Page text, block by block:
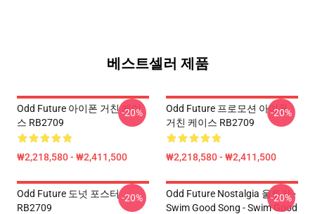
베스트셀러 제품
Odd Future 아이폰 거친 케이
스 RB2709
₩2,218,580 - ₩2,411,500
-20%
Odd Future 프로모션 아이폰
거친 케이스 RB2709
₩2,218,580 - ₩2,411,500
-20%
Odd Future 도넛 포스터
RB2709
-20%
Odd Future Nostalgia 울트라 -
Swim Good Song - Swim Good
-20%